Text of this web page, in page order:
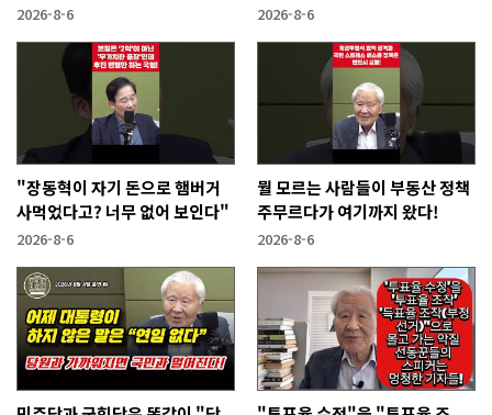
2026-8-6 2026-8-6
"장동혁이 자기 돈으로 햄버거
사먹었다고? 너무 없어 보인다"
2026-8-6
뭘 모르는 사람들이 부동산 정책
주무르다가 여기까지 왔다!
2026-8-6